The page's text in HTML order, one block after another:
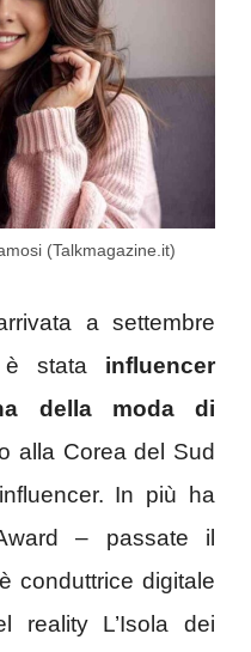
(Talkmagazine.it)
a settembre
è stata influencer
della moda di
alla Corea del Sud
In più ha
– passate il
conduttrice digitale
reality L’Isola dei